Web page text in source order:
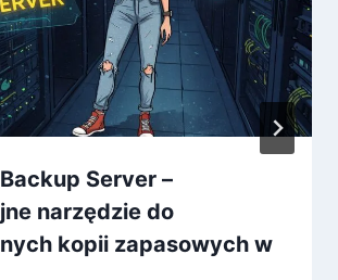
Server –
narzędzie do
kopii zapasowych w